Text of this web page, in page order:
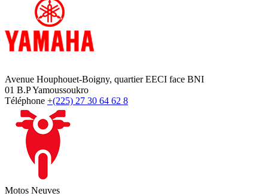
Avenue Houphouet-Boigny, quartier EECI face BNI
01 B.P Yamoussoukro
Téléphone +(225) 27 30 64 62 8
Motos Neuves